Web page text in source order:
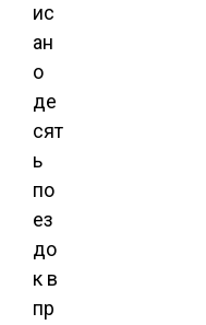
ис
ан
о
де
сят
ь
по
ез
до
к в
пр